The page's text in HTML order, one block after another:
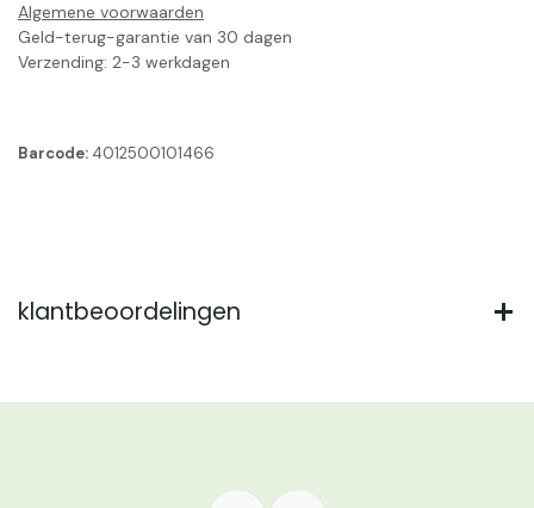
Algemene voorwaarden
Geld-terug-garantie van 30 dagen
Verzending: 2-3 werkdagen
Barcode: 4012500101466
klantbeoordelingen